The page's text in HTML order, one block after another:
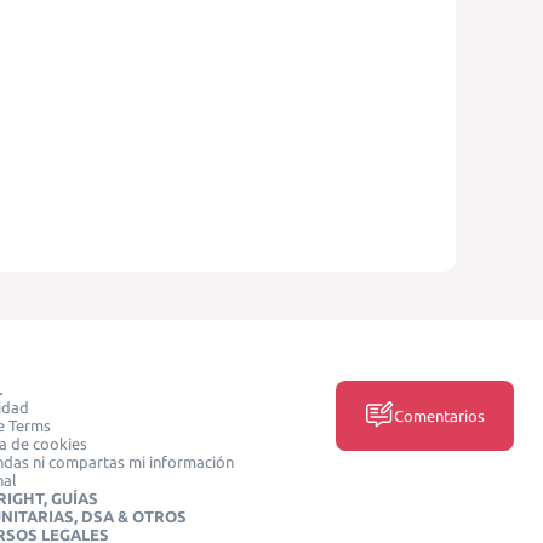
Terms
de cookies
ni compartas mi información
GUÍAS
DSA & OTROS
LEGALES
Comentarios